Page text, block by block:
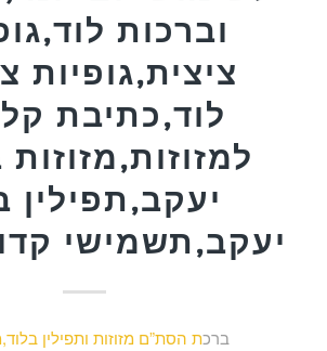
וברכות
ציצית,גופיות
לוד,כתיבת
יעקב,תפילין
יעקב,תשמישי
ברכת הסת”ם מזוזות ותפילין